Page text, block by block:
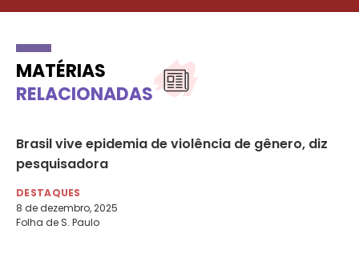
MATÉRIAS
RELACIONADAS
Brasil vive epidemia de violência de gênero, diz
pesquisadora
DESTAQUES
8 de dezembro, 2025
Folha de S. Paulo